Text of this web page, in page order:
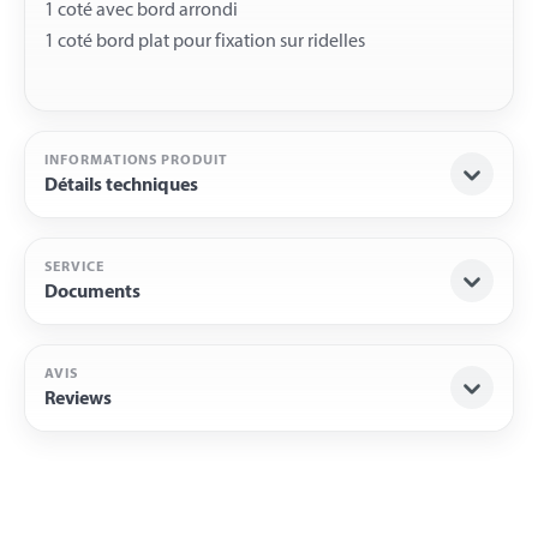
1 coté avec bord arrondi
INFORMATIONS PRODUIT
Détails techniques
SERVICE
Documents
AVIS
Reviews